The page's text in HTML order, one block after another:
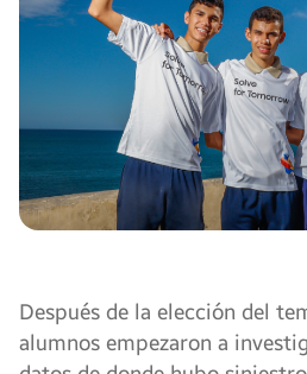
Después de la elección del
alumnos empezaron a